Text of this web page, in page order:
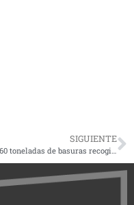
SIGUIENTE
Casi 60 toneladas de basuras recogidas en el primer día de la Caravana de la Limpieza